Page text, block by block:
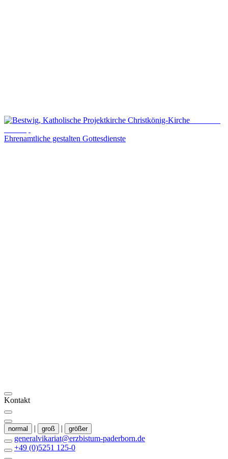
Ehrenamtliche gestalten Gottesdienste
Kontakt
normal | groß | größer
generalvikariat@erzbistum-paderborn.de
+49 (0)5251 125-0